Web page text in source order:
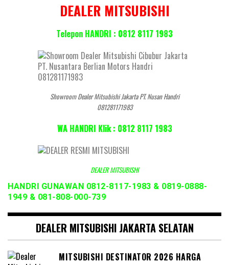
DEALER MITSUBISHI
Telepon HANDRI : 0812 8117 1983
Showroom Dealer Mitsubishi Jakarta PT. Nusan Handri
081281171983
WA HANDRI Klik : 0812 8117 1983
DEALER MITSUBISHI
HANDRI GUNAWAN 0812-8117-1983 & 0819-0888-
1949 & 081-808-000-739
DEALER MITSUBISHI JAKARTA SELATAN
MITSUBISHI DESTINATOR 2026 HARGA